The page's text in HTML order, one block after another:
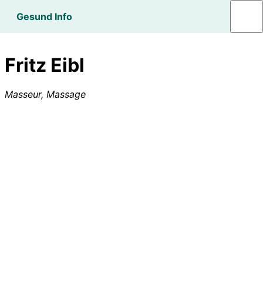
Gesund Info
Fritz Eibl
Masseur, Massage